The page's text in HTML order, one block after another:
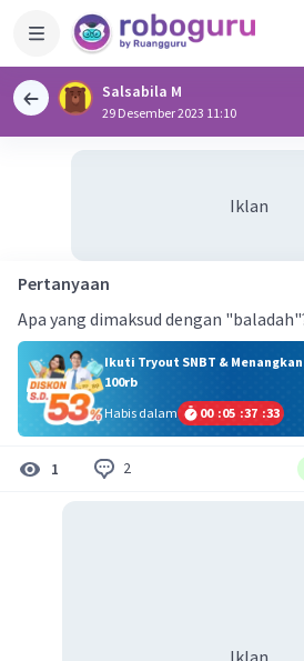
Salsabila M
29 Desember 2023 11:10
Iklan
Pertanyaan
Apa yang dimaksud dengan
Ikuti Tryout SNBT &
100rb
Habis dalam
00 :05 :37 :33
1 2
Iklan